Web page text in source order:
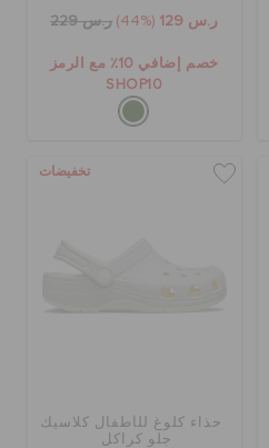
ر.س 129 (44%) ر.س 229
خصم إضافي 10٪ مع الرمز
SHOP10
تخفيضات
حذاء كلوغ للأطفال كلاسيك
جلو كراكل